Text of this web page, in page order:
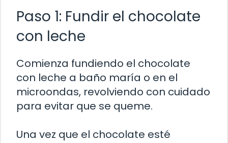
Paso 1: Fundir el chocolate
con leche
Comienza fundiendo el chocolate
con leche a baño maría o en el
microondas, revolviendo con cuidado
para evitar que se queme.
Una vez que el chocolate esté